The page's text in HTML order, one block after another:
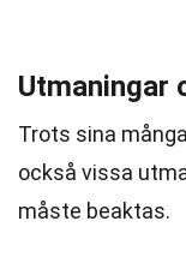
Utmaningar
Trots sina
också vissa
måste beaktas.